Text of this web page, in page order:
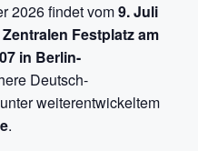
2026 findet vom9. Juli
Zentralen Festplatz am
in Berlin-
Deutsch-
weiterentwickeltem
.